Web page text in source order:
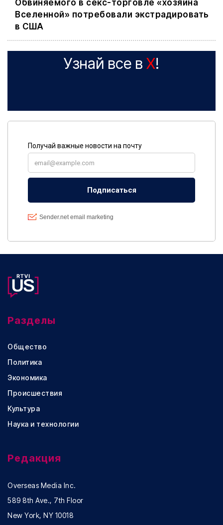
Обвиняемого в секс-торговле «хозяина
Вселенной» потребовали экстрадировать
в США
Узнай все в X!
Разделы
Общество
Политика
Экономика
Происшествия
Культура
Наука и технологии
Редакция
Overseas Media Inc.
589 8th Ave., 7th Floor
New York, NY 10018